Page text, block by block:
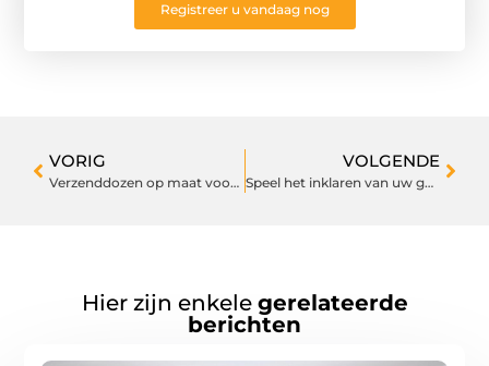
Registreer u vandaag nog
VORIG
Verzenddozen op maat voor uw bedrijf
VOLGENDE
Speel het inklaren van uw goederen snel klaar
Hier zijn enkele gerelateerde
berichten